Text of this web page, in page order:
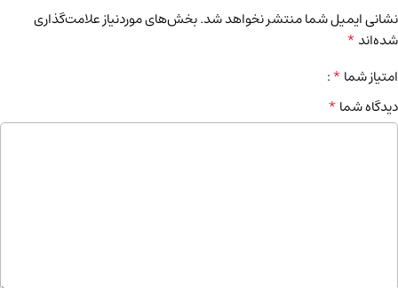
نشانی ایمیل شما منتشر نخواهد شد.بخش‌های موردنیاز علامت‌گذاری
شده‌اند*
امتیاز شما*
دیدگاه شما*